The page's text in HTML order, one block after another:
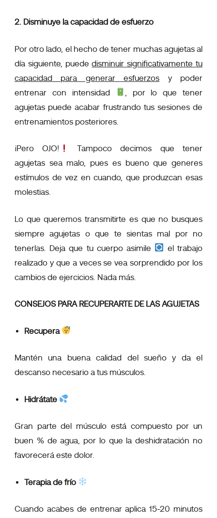
2. Disminuye la capacidad de esfuerzo
Por otro lado, el hecho de tener muchas agujetas al
día siguiente, puededisminuir significativamente tu
capacidad para generar esfuerzos y poder
entrenar con intensidad
, por lo que tener
agujetas puede acabar frustrando tus sesiones de
entrenamientos posteriores.
¡Pero OJO!
Tampoco decimos que tener
agujetas sea malo, pues es bueno que generes
estímulos de vez en cuando, que produzcan esas
molestias.
Lo que queremos transmitirte es que no busques
siempre agujetas o que te sientas mal por no
tenerlas. Deja que tu cuerpo asimile
el trabajo
realizado y que a veces se vea sorprendido por los
cambios de ejercicios. Nada más.
CONSEJOS PARA RECUPERARTE DE LAS AGUJETAS
Recupera
Mantén una buena calidad del sueño y da el
descanso necesario a tus músculos.
Hidrátate
Gran parte del músculo está compuesto por un
buen % de agua, por lo que la deshidratación no
favorecerá este dolor.
Terapia de frío
Cuando acabes de entrenar aplica 15-20 minutos